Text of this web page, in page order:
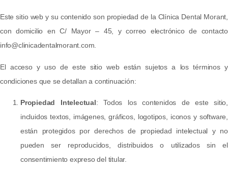
Este sitio web y su contenido son propiedad de la Clínica Dental Morant,
con domicilio en C/ Mayor – 45, y correo electrónico de contacto
info@clinicadentalmorant.com.
El acceso y uso de este sitio web están sujetos a los términos y
condiciones que se detallan a continuación:
Propiedad Intelectual: Todos los contenidos de este sitio,
incluidos textos, imágenes, gráficos, logotipos, iconos y software,
están protegidos por derechos de propiedad intelectual y no
pueden ser reproducidos, distribuidos o utilizados sin el
consentimiento expreso del titular.